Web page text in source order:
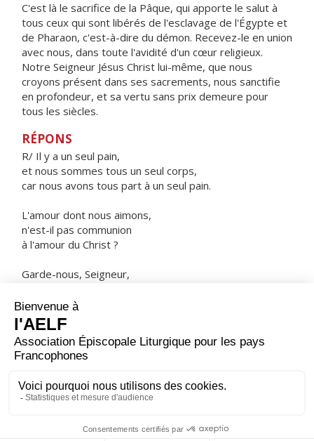
C'est là le sacrifice de la Pâque, qui apporte le salut à
tous ceux qui sont libérés de l'esclavage de l'Égypte et
de Pharaon, c'est-à-dire du démon. Recevez-le en union
avec nous, dans toute l'avidité d'un cœur religieux.
Notre Seigneur Jésus Christ lui-même, que nous
croyons présent dans ses sacrements, nous sanctifie
en profondeur, et sa vertu sans prix demeure pour
tous les siècles.
RÉPONS
R/ Il y a un seul pain,
et nous sommes tous un seul corps,
car nous avons tous part à un seul pain.
L'amour dont nous aimons,
n'est-il pas communion
à l'amour du Christ ?
Garde-nous, Seigneur,
par le lien de la paix.
ORAISON
long de notre vie les grâces que nous offre le temps
pascal.